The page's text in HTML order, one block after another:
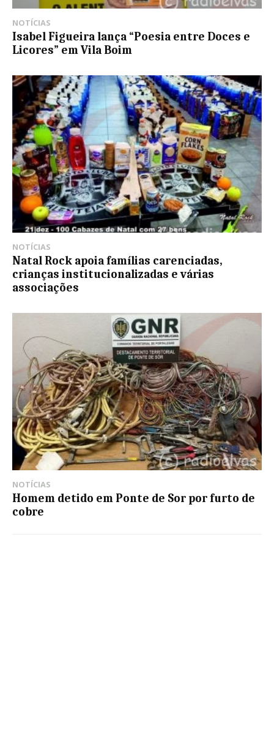
NOTÍCIAS
Isabel Figueira lança “Poesia entre Doces e
Licores” em Vila Boim
NOTÍCIAS
Natal Rock apoia famílias carenciadas,
crianças institucionalizadas e várias
associações
NOTÍCIAS
Homem detido em Ponte de Sor por furto de
cobre